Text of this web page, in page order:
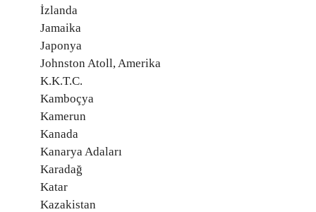
İzlanda
Jamaika
Japonya
Johnston Atoll, Amerika
K.K.T.C.
Kamboçya
Kamerun
Kanada
Kanarya Adaları
Karadağ
Katar
Kazakistan